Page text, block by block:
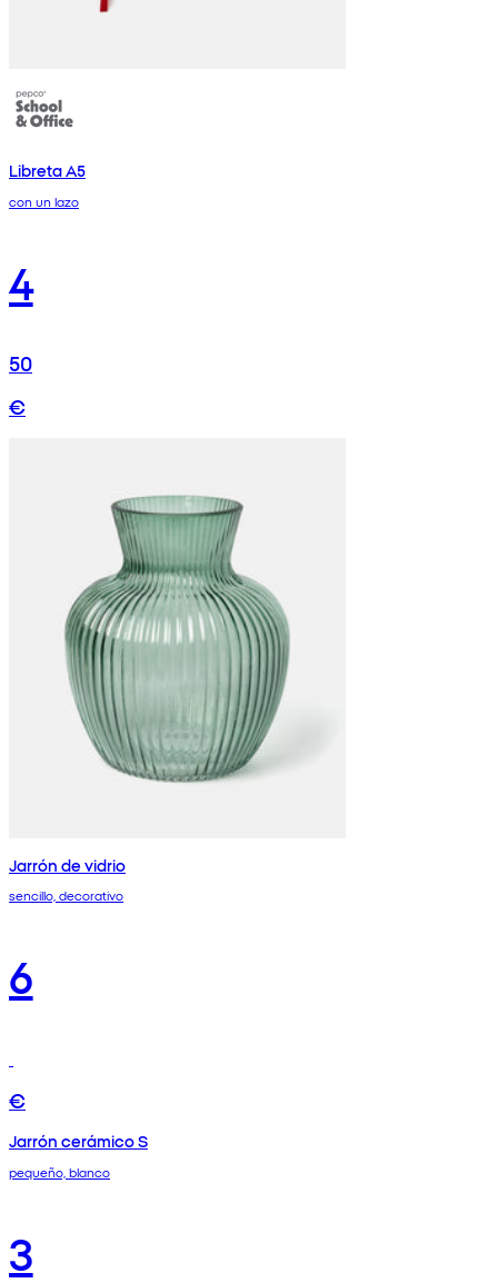
Libreta A5
con un lazo
4
50
€
Jarrón de vidrio
sencillo, decorativo
6
€
Jarrón cerámico S
pequeño, blanco
3